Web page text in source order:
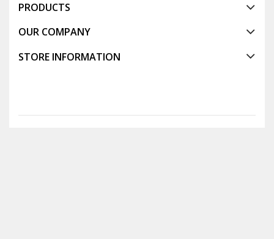
PRODUCTS
OUR COMPANY
STORE INFORMATION